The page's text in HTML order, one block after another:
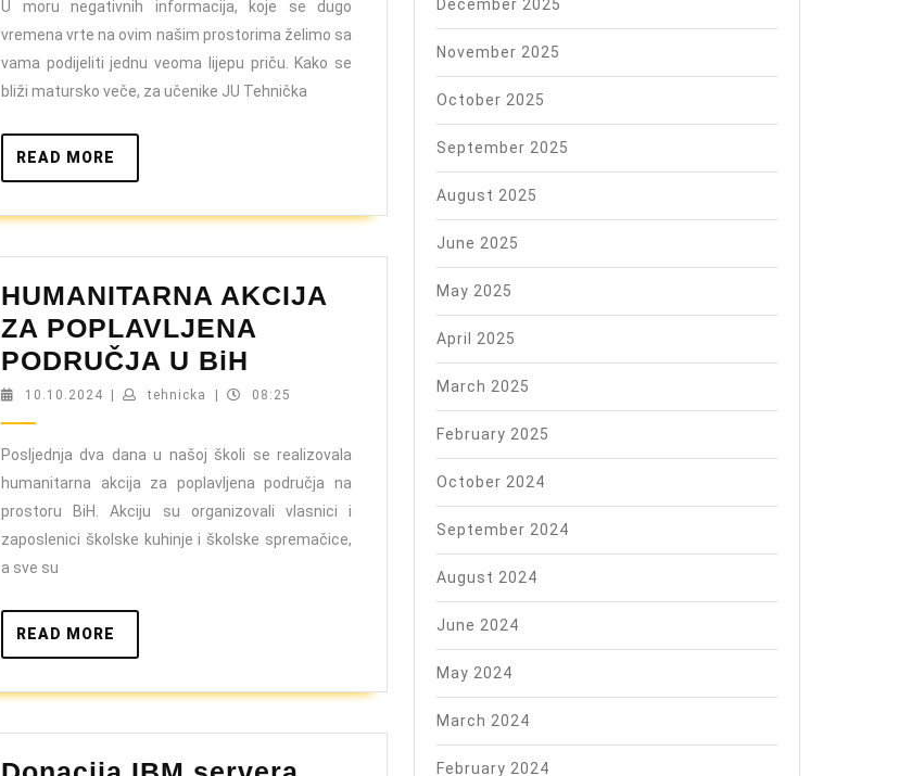
U moru negativnih informacija, koje se dugo
vremena vrte na ovim našim prostorima želimo sa
vama podijeliti jednu veoma lijepu priču. Kako se
bliži matursko veče, za učenike JU Tehnička
READ MORE
MORE
HUMANITARNA AKCIJA
ZA POPLAVLJENA
PODRUČJA U BiH HUMANITARNA
AKCIJA
POPLAVLJENA
PODRUČJA
U
BiH
10.10.2024 10.10.2024
tehnicka tehnicka08:25
Posljednja dva dana u našoj školi se realizovala
humanitarna akcija za poplavljena područja na
prostoru BiH. Akciju su organizovali vlasnici i
zaposlenici školske kuhinje i školske spremačice,
a sve su
READ MORE
MORE
December 2025
November 2025
October 2025
September 2025
August 2025
June 2025
May 2025
April 2025
March 2025
February 2025
October 2024
September 2024
August 2024
June 2024
May 2024
March 2024
February 2024